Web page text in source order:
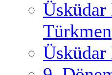
Üsküdar
Türkmen
Üsküdar